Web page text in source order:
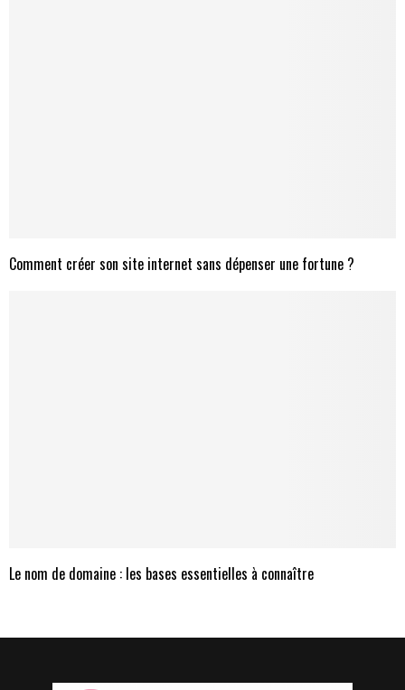
Comment créer son site internet sans dépenser une fortune ?
Le nom de domaine : les bases essentielles à connaître